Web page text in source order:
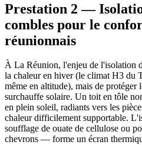
Prestation 2 —
combles pour le
réunionnais
À La Réunion, l'enjeu de l'isolation
la chaleur en hiver (le climat H3 du
même en altitude), mais de protéger
surchauffe solaire. Un toit en tôle
en plein soleil, radiants vers les
chaleur difficilement supportable.
soufflage de ouate de cellulose ou
chevrons — forme un écran